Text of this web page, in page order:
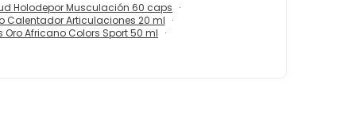
Holodepor Musculación 60 caps
Calentador Articulaciones 20 ml
Oro Africano Colors Sport 50 ml